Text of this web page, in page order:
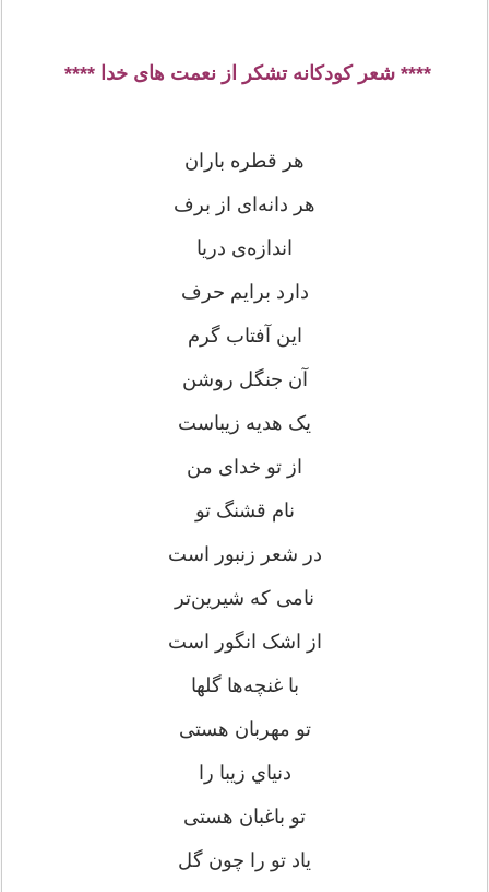
**** شعر کودکانه تشکر از نعمت های خدا ****
هر قطره باران
هر دانه‌ای از برف
اندازه‌ی دريا
دارد برايم حرف
اين آفتاب گرم
آن جنگل روشن
يک هديه زيباست
از تو خدای من
نام قشنگ تو
در شعر زنبور است
نامی كه شيرين‌تر
از اشک انگور است
با غنچه‌ها گلها
تو مهربان هستی
دنياي زيبا را
تو باغبان هستی
ياد تو را چون گل